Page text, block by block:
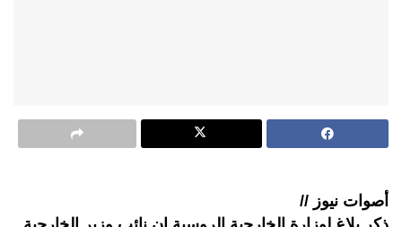
أصوات نيوز //